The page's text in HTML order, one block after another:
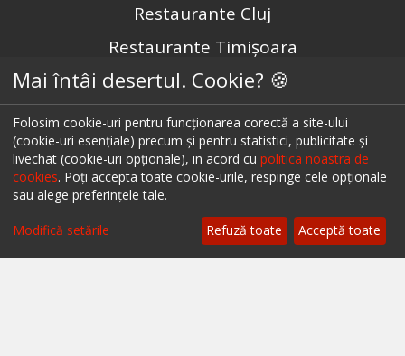
Restaurante Cluj
Restaurante Timișoara
Restaurante Brașov
Restaurante Iași
Restaurante Sibiu
Restaurante Valea Prahovei
Restaurante Litoral
Restaurante Bacău
Mai întâi desertul. Cookie? 🍪
Folosim cookie-uri pentru funcționarea corectă a site-ului
(cookie-uri esențiale) precum și pentru statistici, publicitate și
livechat (cookie-uri opționale), in acord cu politica noastra de
cookies. Poți accepta toate cookie-urile, respinge cele opționale
sau alege preferințele tale.
Modifică setările Refuză toate Acceptă toate